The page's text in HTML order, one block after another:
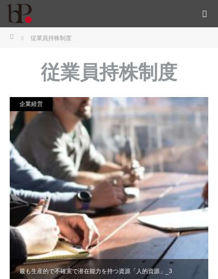
ホーム従業員持株制度
従業員持株制度
最も生産的で不確実で潜在能力を持つ資源「人的資源」_3
企業経営